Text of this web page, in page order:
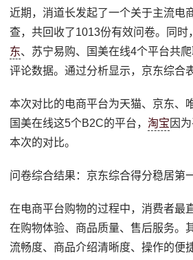
近期，消道长发起了一个关于主流电
查，共回收了1013份有效问卷。同时
东、苏宁易购、国美在线4个平台共
评论数据。通过分析显示，京东综合
本次对比的电商平台为天猫、京东、
国美在线这5个B2C的平台，淘宝 因
本次的对比。
问卷综合结果：京东综合得分稳居第
在电商平台购物的过程中，消费者最
在购物体验、商品质量、售后服务。
流畅度、商品介绍清晰度、操作的便